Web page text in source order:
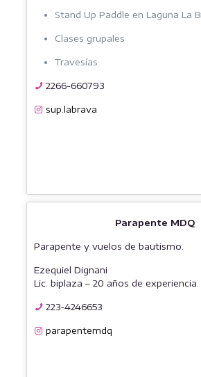
Stand Up Paddle en Laguna La
Clases grupales
Travesías
2266-660793
sup.labrava
Parapente MDQ
Parapente y vuelos de bautismo.
Ezequiel Dignani
Lic. biplaza – 20 años de experiencia.
223-4246653
parapentemdq